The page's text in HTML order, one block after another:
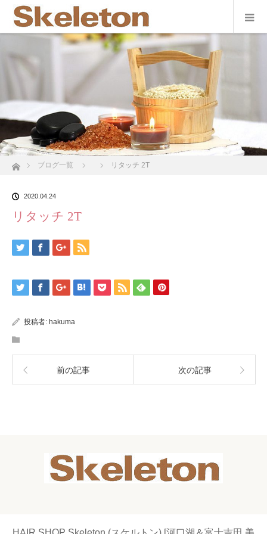
ホームブログ一覧 リタッチ 2T
2020.04.24
リタッチ 2T
投稿者: hakuma
前の記事 次の記事